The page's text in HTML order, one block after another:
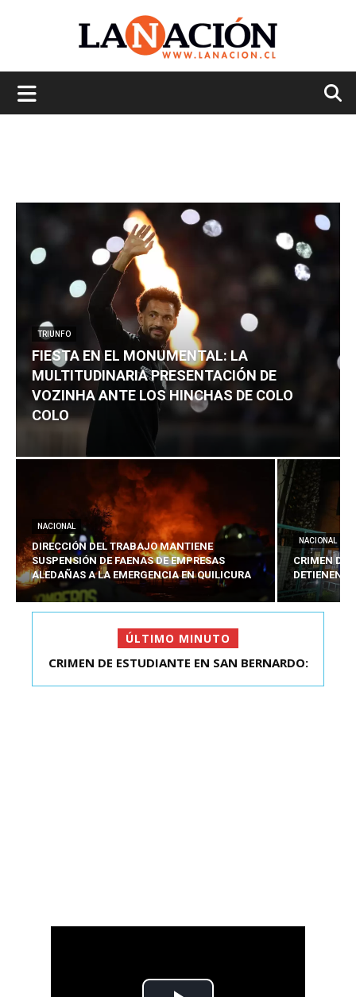
TRIUNFO
FIESTA EN EL MONUMENTAL: LA
MULTITUDINARIA PRESENTACIÓN DE
VOZINHA ANTE LOS HINCHAS DE COLO
COLO
NACIONAL
DIRECCIÓN DEL TRABAJO MANTIENE
SUSPENSIÓN DE FAENAS DE EMPRESAS
ALEDAÑAS A LA EMERGENCIA EN QUILICURA
NACIONAL
CRIMEN DE
DETIENEN
ÚLTIMO MINUTO
FIESTA EN EL MONUMENTAL: LA